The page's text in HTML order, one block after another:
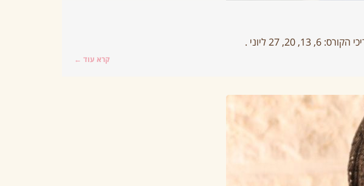
קרא עוד ←